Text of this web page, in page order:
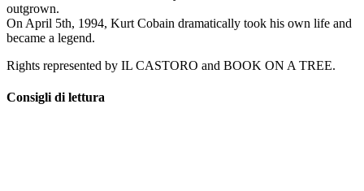
outgrown.
On April 5th, 1994, Kurt Cobain dramatically took his own life and
became a legend.
Rights represented by IL CASTORO and BOOK ON A TREE.
Consigli di lettura